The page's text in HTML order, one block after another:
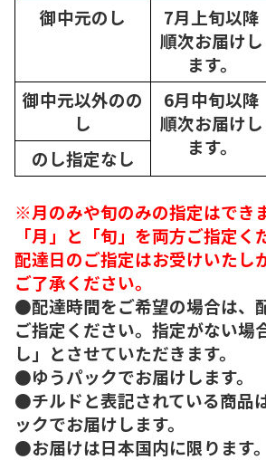
御中元のし
7月上旬以降
順次お届けし
ます。
御中元以外のの
し
6月中旬以降
順次お届けし
ます。
のし指定なし
※月のみや旬のみの指定はでき
「月」と「旬」を両方ご指定く
配達日のご指定はお受けいたし
ご了承ください。
●配達時間をご希望の場合は、
ご指定ください。指定がない場
し」とさせていただきます。
●ゆうパックでお届けします。
●チルドと表記されている商品
ックでお届けします。
●お届けは日本国内に限ります。